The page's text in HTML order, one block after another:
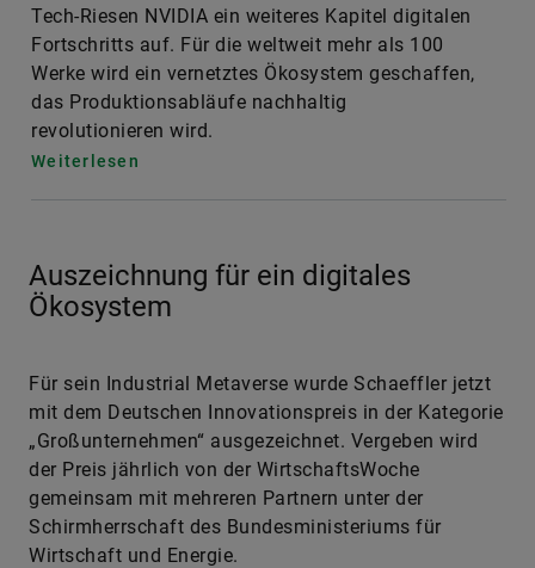
Tech-Riesen NVIDIA ein weiteres Kapitel digitalen
Fortschritts auf. Für die weltweit mehr als 100
Werke wird ein vernetztes Ökosystem geschaffen,
das Produktionsabläufe nachhaltig
revolutionieren wird.
Weiterlesen
Auszeichnung für ein digitales
Ökosystem
Für sein Industrial Metaverse wurde Schaeffler jetzt
mit dem Deutschen Innovationspreis in der Kategorie
„Großunternehmen“ ausgezeichnet. Vergeben wird
der Preis jährlich von der WirtschaftsWoche
gemeinsam mit mehreren Partnern unter der
Schirmherrschaft des Bundesministeriums für
Wirtschaft und Energie.